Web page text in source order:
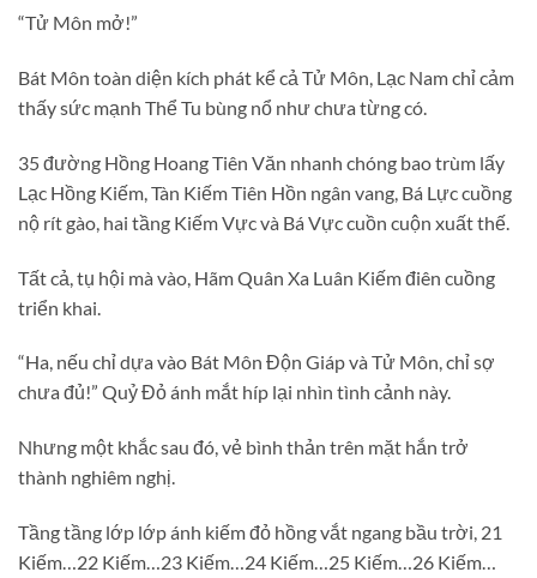
“Tử Môn mở!”
Bát Môn toàn diện kích phát kể cả Tử Môn, Lạc Nam chỉ cảm
thấy sức mạnh Thể Tu bùng nổ như chưa từng có.
35 đường Hồng Hoang Tiên Văn nhanh chóng bao trùm lấy
Lạc Hồng Kiếm, Tàn Kiếm Tiên Hồn ngân vang, Bá Lực cuồng
nộ rít gào, hai tầng Kiếm Vực và Bá Vực cuồn cuộn xuất thế.
Tất cả, tụ hội mà vào, Hãm Quân Xa Luân Kiếm điên cuồng
triển khai.
“Ha, nếu chỉ dựa vào Bát Môn Độn Giáp và Tử Môn, chỉ sợ
chưa đủ!” Quỷ Đỏ ánh mắt híp lại nhìn tình cảnh này.
Nhưng một khắc sau đó, vẻ bình thản trên mặt hắn trở
thành nghiêm nghị.
Tầng tầng lớp lớp ánh kiếm đỏ hồng vắt ngang bầu trời, 21
Kiếm…22 Kiếm…23 Kiếm…24 Kiếm…25 Kiếm…26 Kiếm…